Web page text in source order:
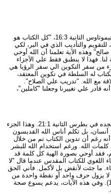
ومدي الأيحاء يمكن أن يري بوضوح في تيموثاوس الثانية 16:3، "كل الكتاب هو
للتقويم والتأديب الذي في البر، لكي
وهذه الآية تعلمنا أن الله أوحي
فهذا لا ينطبق فقط علي الأجزاء
من سفر التكوين الي سفر الرؤيا هي
له السلطة في تكوين المعتقد،
مع الله. "تدريب علي الصلاح".
قادر علي تغييرنا وجعلنا "كاملين"،
وجزء آخر يتناول ايحاء الكتاب المقدس نجده في بطرس الثانية 21:1. وهذا الجزء
أنسان، بل تكلم أناس الله القديسون
رغم أن تدوين الكتاب تم من خلال
كلمات الله. ورغم استخدام الله للبشر
فقد أوحي بصورة الهية كل كلمة قد
اللغوي للكتاب المقدس عندما قال "لا
ما جئت لأنقض بل لأكمل. فأني الحق
يزول حرف واحد أو نقطة واحدة من
الناموس حتي يكون الكل" (متي 17:5-18). وفي هذه الآيات، يدعم يسوع صحة